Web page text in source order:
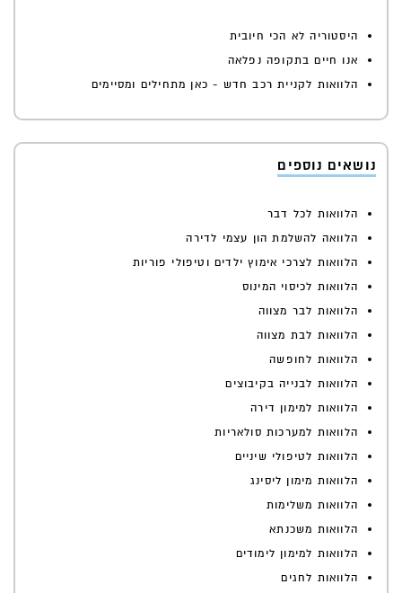
היסטוריה לא הכי חיובית
אנו חיים בתקופה נפלאה
הלוואות לקניית רכב חדש - כאן מתחילים ומסיימים
נושאים נוספים
הלוואות לכל דבר
הלוואה להשלמת הון עצמי לדירה
הלוואות לצרכי אימוץ ילדים וטיפולי פוריות
הלוואות לכיסוי המינוס
הלוואות לבר מצווה
הלוואות לבת מצווה
הלוואות לחופשה
הלוואות לבנייה בקיבוצים
הלוואות למימון דירה
הלוואות למערכות סולאריות
הלוואות לטיפולי שיניים
הלוואות מימון ליסינג
הלוואות משלימות
הלוואות משכנתא
הלוואות למימון לימודים
הלוואות לחגים